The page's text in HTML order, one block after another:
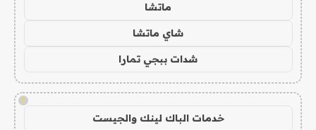
ماتشا
شاي ماتشا
شدات ببجي تمارا
!
خدمات الباك لينك والجيست